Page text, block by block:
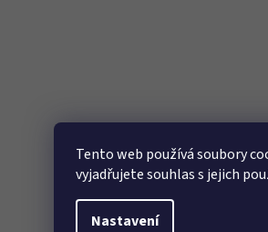
Tento web používá soubory
vyjadřujete souhlas s jejich
Nastavení